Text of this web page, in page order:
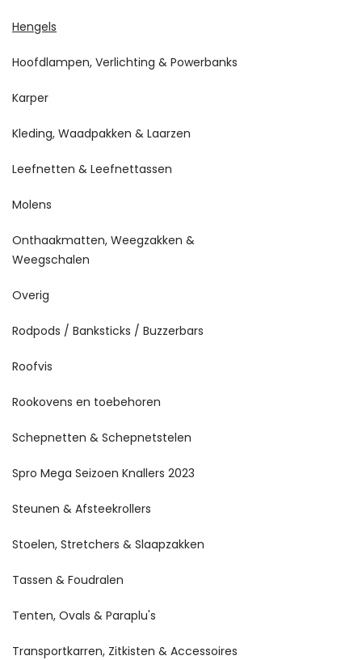
Hengels
Hoofdlampen, Verlichting & Powerbanks
Karper
Kleding, Waadpakken & Laarzen
Leefnetten & Leefnettassen
Molens
Onthaakmatten, Weegzakken &
Weegschalen
Overig
Rodpods / Banksticks / Buzzerbars
Roofvis
Rookovens en toebehoren
Schepnetten & Schepnetstelen
Spro Mega Seizoen Knallers 2023
Steunen & Afsteekrollers
Stoelen, Stretchers & Slaapzakken
Tassen & Foudralen
Tenten, Ovals & Paraplu's
Transportkarren, Zitkisten & Accessoires